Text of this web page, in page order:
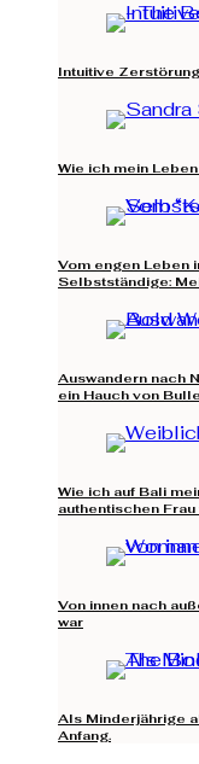
Intuitive
Wie ich mein
Vom engen Leben
Selbstständige:
Auswandern nach
ein Hauch von
Wie ich auf Bali
authentischen Frau
Von innen nach
war
Als Minderjährige
Anfang.